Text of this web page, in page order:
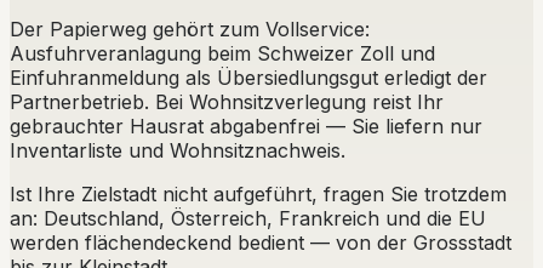
Der Papierweg gehört zum Vollservice:
Ausfuhrveranlagung beim Schweizer Zoll und
Einfuhranmeldung als Übersiedlungsgut erledigt der
Partnerbetrieb. Bei Wohnsitzverlegung reist Ihr
gebrauchter Hausrat abgabenfrei — Sie liefern nur
Inventarliste und Wohnsitznachweis.
Ist Ihre Zielstadt nicht aufgeführt, fragen Sie trotzdem
an: Deutschland, Österreich, Frankreich und die EU
werden flächendeckend bedient — von der Grossstadt